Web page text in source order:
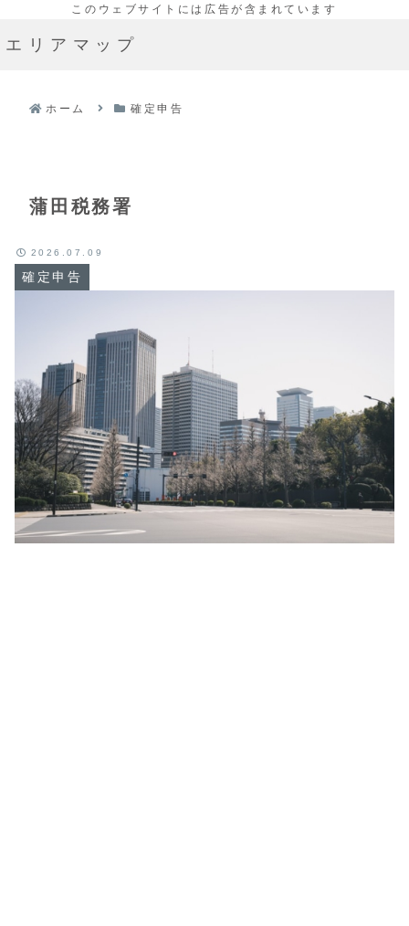
エリアマップ
ホーム 確定申告
蒲田税務署
確定申告
2026.07.09